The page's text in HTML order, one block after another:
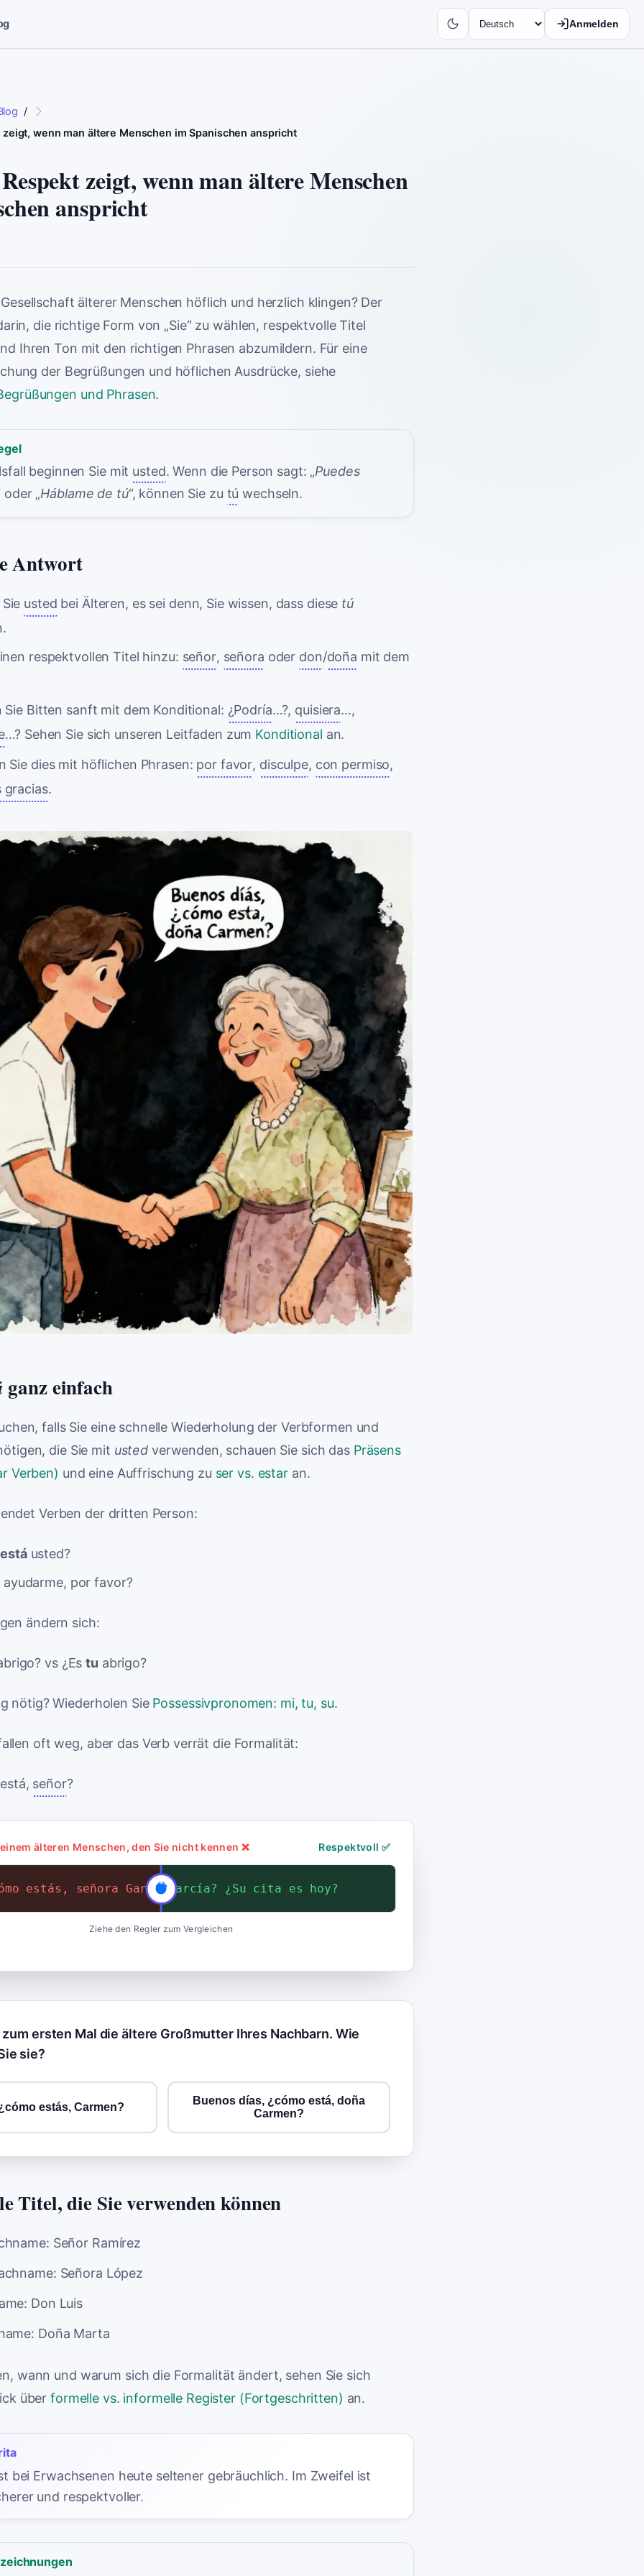
Anmelden
/
zeigt, wenn man ältere Menschen im Spanischen anspricht
zeigt, wenn man ältere Menschen
anspricht
älterer Menschen höflich und herzlich klingen? Der
die richtige Form von „Sie“ zu wählen, respektvolle Titel
Ihren Ton mit den richtigen Phrasen abzumildern. Für eine
der Begrüßungen und höflichen Ausdrücke, siehe
und Phrasen.
beginnen Sie mit usted. Wenn die Person sagt: „Puedes
oder „Háblame de tú“, können Sie zu tú wechseln.
Antwort
usted bei Älteren, es sei denn, Sie wissen, dass diese tú
respektvollen Titel hinzu: señor, señora oder don/doña mit dem
Sie Bitten sanft mit dem Konditional: ¿Podría…?, quisiera…,
…? Sehen Sie sich unseren Leitfaden zum Konditional an.
Sie dies mit höflichen Phrasen: por favor, disculpe, con permiso,
gracias.
ganz einfach
falls Sie eine schnelle Wiederholung der Verbformen und
die Sie mit usted verwenden, schauen Sie sich das Präsens
Verben) und eine Auffrischung zu ser vs. estaran.
Verben der dritten Person:
estáusted?
ayudarme, por favor?
ändern sich:
vs ¿Estu abrigo?
nötig? Wiederholen Sie Possessivpronomen: mi, tu, su.
oft weg, aber das Verb verrät die Formalität:
señor?
älteren Menschen, den Sie nicht kennen ❌ Respektvoll ✅
estás, señora García? ¿Tu cita es hoy?
¿cómo está, señora García? ¿Su cita es hoy?
Ziehe den Regler zum Vergleichen
ersten Mal die ältere Großmutter Ihres Nachbarn. Wie
sie?
estás, Carmen?
Buenos días, ¿cómo está, doña
Carmen?
Titel, die Sie verwenden können
Señor Ramírez
Señora López
Don Luis
Doña Marta
wann und warum sich die Formalität ändert, sehen Sie sich
überformelle vs. informelle Register (Fortgeschritten) an.
bei Erwachsenen heute seltener gebräuchlich. Im Zweifel ist
und respektvoller.